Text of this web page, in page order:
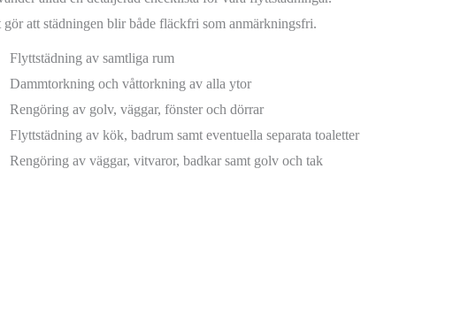
att städningen blir både fläckfri som anmärkningsfri.
Flyttstädning av samtliga rum
Dammtorkning och våttorkning av alla ytor
Rengöring av golv, väggar, fönster och dörrar
Flyttstädning av kök, badrum samt eventuella separata toaletter
Rengöring av väggar, vitvaror, badkar samt golv och tak